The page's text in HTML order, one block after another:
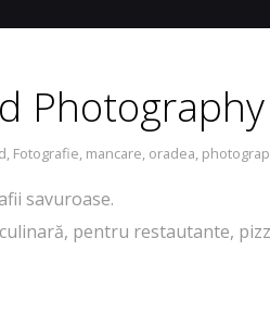
, Fotografie, mancare, oradea,
savuroase.
pentru restautante,